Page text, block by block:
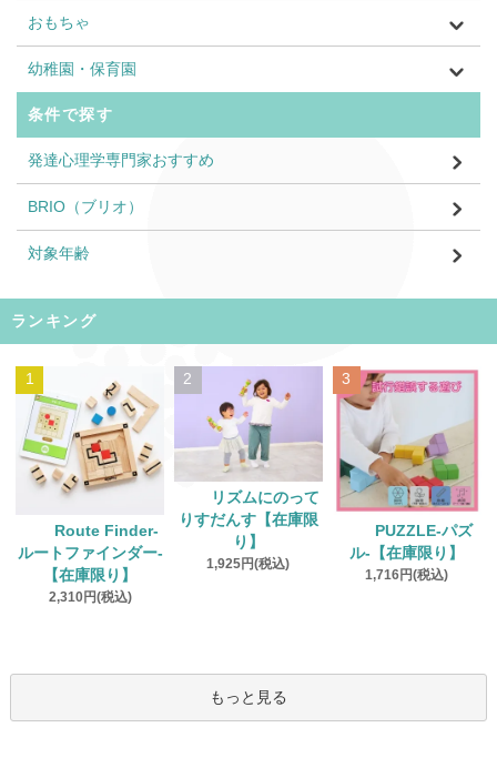
おもちゃ
幼稚園・保育園
条件で探す
発達心理学専門家おすすめ
BRIO（ブリオ）
対象年齢
ランキング
1
Route Finder‐
ルートファインダー‐
【在庫限り】
2,310円(税込)
2
リズムにのって
りすだんす【在庫限
り】
1,925円(税込)
3
PUZZLE‐パズ
ル‐【在庫限り】
1,716円(税込)
もっと見る